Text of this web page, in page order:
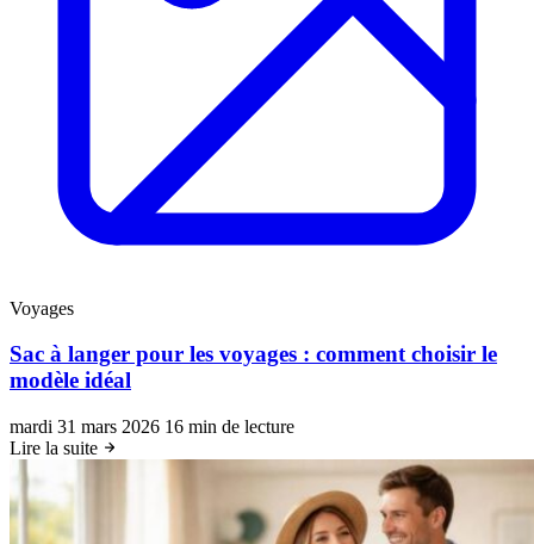
Voyages
Sac à langer pour les voyages : comment choisir le
modèle idéal
mardi 31 mars 2026 16 min de lecture
Lire la suite